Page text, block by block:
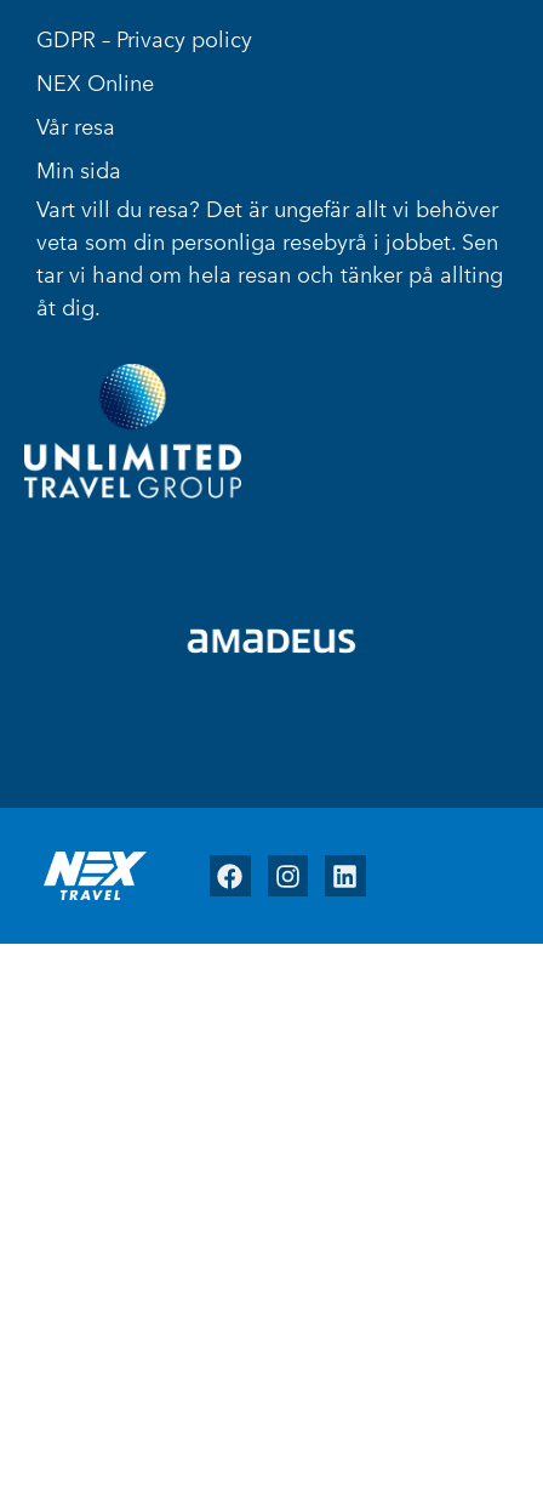
GDPR – Privacy policy
NEX Online
Vår resa
Min sida
Vart vill du resa? Det är ungefär allt vi behöver
veta som din personliga resebyrå i jobbet. Sen
tar vi hand om hela resan och tänker på allting
åt dig.